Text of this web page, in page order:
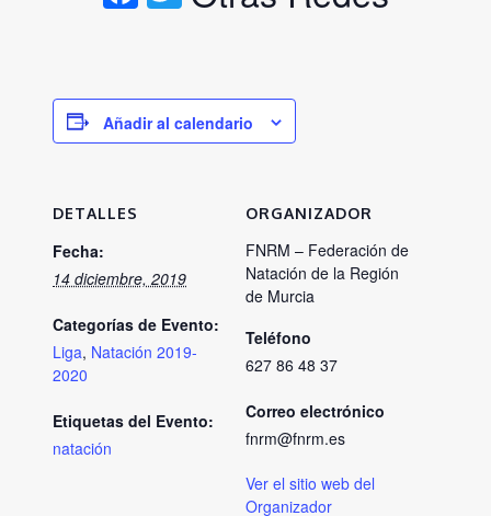
Añadir al calendario
DETALLES
Fecha:
14 diciembre, 2019
Categorías de Evento:
Liga, Natación 2019-
2020
Etiquetas del Evento:
natación
ORGANIZADOR
FNRM – Federación de
Natación de la Región
de Murcia
Teléfono
627 86 48 37
Correo electrónico
fnrm@fnrm.es
Ver el sitio web del
Organizador